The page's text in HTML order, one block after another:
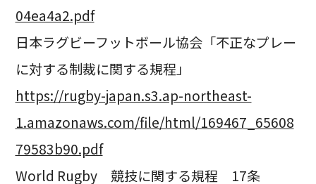
04ea4a2.pdf
日本ラグビーフットボール協会「不正なプレー
に対する制裁に関する規程」
https://rugby-japan.s3.ap-northeast-
1.amazonaws.com/file/html/169467_65608
79583b90.pdf
World Rugby 競技に関する規程 17条